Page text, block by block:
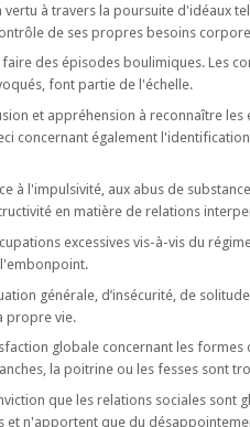
à travers la poursuite d'idéaux
de ses propres besoins
des épisodes boulimiques. Les
font partie de l'échelle.
et appréhension à reconnaître les
concernant également
à l'impulsivité, aux abus de
en matière de relations
excessives vis-à-vis du
générale, d’insécurité, de
propre vie.
globale concernant les formes
la poitrine ou les fesses sont
que les relations sociales sont
et n'apportent que du